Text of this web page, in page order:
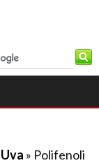
Uva » Polifenoli